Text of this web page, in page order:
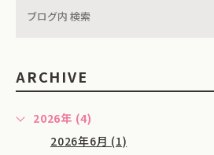
ARCHIVE
2026年 (4)
2026年6月 (1)